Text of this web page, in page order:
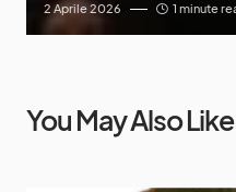
2 Aprile 2026 1 minute
You May Also Like